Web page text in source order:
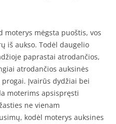
moterys mėgsta puoštis, vos
iš aukso. Todėl daugelio
paprastai atrodančios,
atrodančios auksinės
Įvairūs dydžiai bei
moterims apsispręsti
ne vienam
kodėl moterys auksines